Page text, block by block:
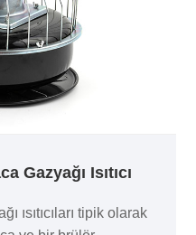
Gazyağı Isıtıcı
ısıtıcıları tipik olarak